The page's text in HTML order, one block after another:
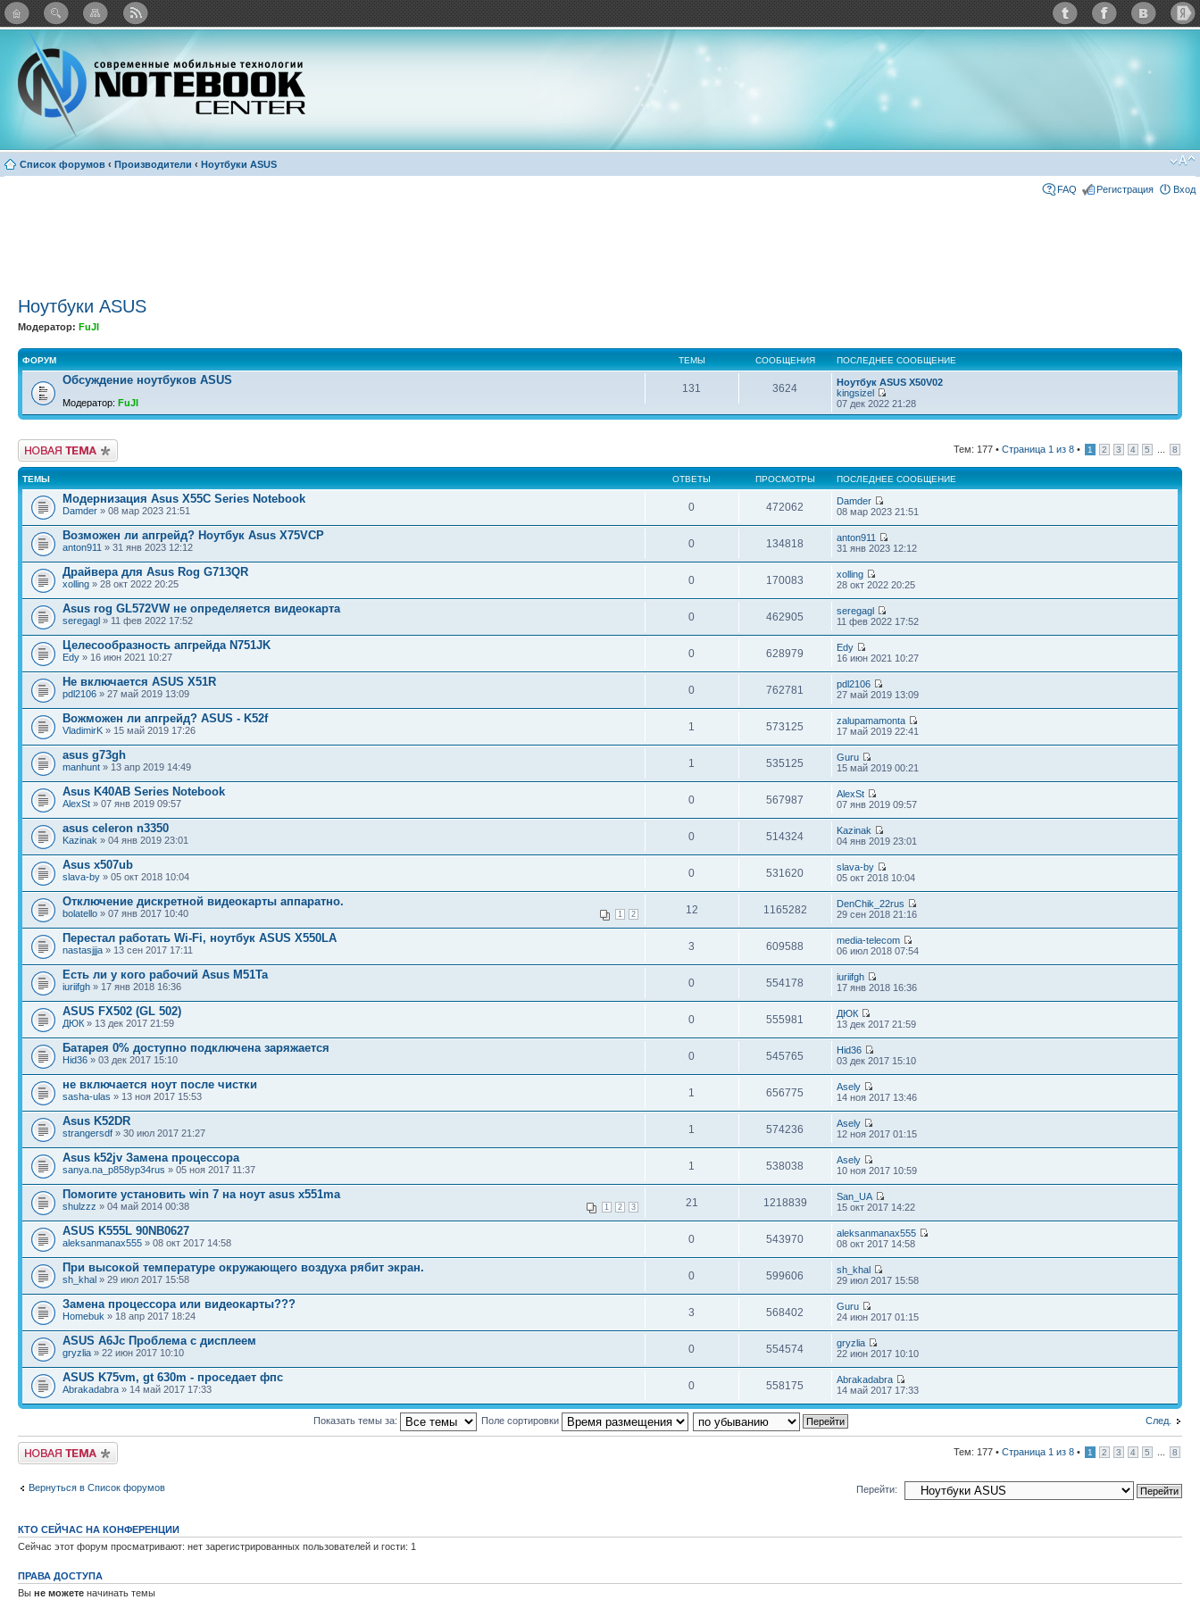
Список форумов ‹ Производители ‹ Ноутбуки ASUS
FAQ Регистрация Вход
Ноутбуки ASUS
Модератор: FuJI
ФОРУМ ТЕМЫ СООБЩЕНИЯ ПОСЛЕДНЕЕ СООБЩЕНИЕ
Обсуждение ноутбуков ASUS
Модератор: FuJI
131 3624
Ноутбук ASUS X50V02
kingsizel
07 дек 2022 21:28
Новая тема Тем: 177 • Страница 1 из 8 • 1 2 3 4 5 8
ТЕМЫ ОТВЕТЫ ПРОСМОТРЫ ПОСЛЕДНЕЕ СООБЩЕНИЕ
Модернизация Asus X55C Series Notebook
Damder » 08 мар 2023 21:51 0 472062
Damder
08 мар 2023 21:51
Возможен ли апгрейд? Ноутбук Asus X75VCP
anton911 » 31 янв 2023 12:12 0 134818
anton911
31 янв 2023 12:12
Драйвера для Asus Rog G713QR
xolling » 28 окт 2022 20:25 0 170083
xolling
28 окт 2022 20:25
Asus rog GL572VW не определяется видеокарта
seregagl » 11 фев 2022 17:52 0 462905
seregagl
11 фев 2022 17:52
Целесообразность апгрейда N751JK
Edy » 16 июн 2021 10:27 0 628979
Edy
16 июн 2021 10:27
Не включается ASUS X51R
pdl2106 » 27 май 2019 13:09 0 762781
pdl2106
27 май 2019 13:09
Вожможен ли апгрейд? ASUS - K52f
VladimirK » 15 май 2019 17:26 1 573125
zalupamamonta
17 май 2019 22:41
asus g73gh
manhunt » 13 апр 2019 14:49 1 535125
Guru
15 май 2019 00:21
Asus K40AB Series Notebook
AlexSt » 07 янв 2019 09:57 0 567987
AlexSt
07 янв 2019 09:57
asus celeron n3350
Kazinak » 04 янв 2019 23:01 0 514324
Kazinak
04 янв 2019 23:01
Asus x507ub
slava-by » 05 окт 2018 10:04 0 531620
slava-by
05 окт 2018 10:04
Отключение дискретной видеокарты аппаратно.
1 2
bolatello » 07 янв 2017 10:40 12 1165282
DenChik_22rus
29 сен 2018 21:16
Перестал работать Wi-Fi, ноутбук ASUS X550LA
nastasjjja » 13 сен 2017 17:11 3 609588
media-telecom
06 июл 2018 07:54
Есть ли у кого рабочий Asus M51Ta
iuriifgh » 17 янв 2018 16:36 0 554178
iuriifgh
17 янв 2018 16:36
ASUS FX502 (GL 502)
ДЮК » 13 дек 2017 21:59 0 555981
ДЮК
13 дек 2017 21:59
Батарея 0% доступно подключена заряжается
Hid36 » 03 дек 2017 15:10 0 545765
Hid36
03 дек 2017 15:10
не включается ноут после чистки
sasha-ulas » 13 ноя 2017 15:53 1 656775
Asely
14 ноя 2017 13:46
Asus K52DR
strangersdf » 30 июл 2017 21:27 1 574236
Asely
12 ноя 2017 01:15
Asus k52jv Замена процессора
sanya.na_p858yp34rus » 05 ноя 2017 11:37 1 538038
Asely
10 ноя 2017 10:59
Помогите установить win 7 на ноут asus x551ma
1 2 3
shulzzz » 04 май 2014 00:38 21 1218839
San_UA
15 окт 2017 14:22
ASUS K555L 90NB0627
aleksanmanax555 » 08 окт 2017 14:58 0 543970
aleksanmanax555
08 окт 2017 14:58
При высокой температуре окружающего воздуха рябит экран.
sh_khal » 29 июл 2017 15:58 0 599606
sh_khal
29 июл 2017 15:58
Замена процессора или видеокарты???
Homebuk » 18 апр 2017 18:24 3 568402
Guru
24 июн 2017 01:15
ASUS A6Jc Проблема с дисплеем
gryzlia » 22 июн 2017 10:10 0 554574
gryzlia
22 июн 2017 10:10
ASUS K75vm, gt 630m - проседает фпс
Abrakadabra » 14 май 2017 17:33 0 558175
Abrakadabra
14 май 2017 17:33
След.
Показать темы за: Поле сортировки
Новая тема Тем: 177 • Страница 1 из 8 • 1 2 3 4 5 8
Вернуться в Список форумов Перейти:
КТО СЕЙЧАС НА КОНФЕРЕНЦИИ
Сейчас этот форум просматривают: нет зарегистрированных пользователей и гости: 1
ПРАВА ДОСТУПА
Вы не можете начинать темы